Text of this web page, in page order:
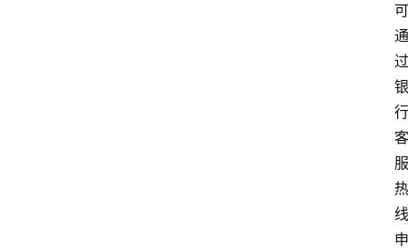
可
通
过
银
行
客
服
热
线
申